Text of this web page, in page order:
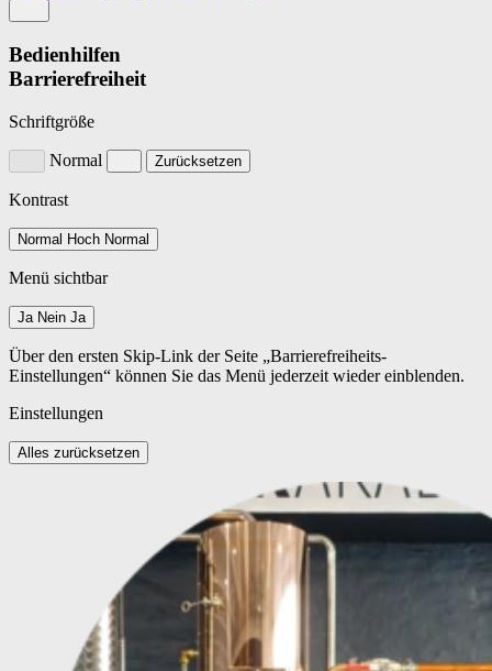
Bedienhilfen
Barrierefreiheit
Schriftgröße
Normal Zurücksetzen
Kontrast
Normal Hoch Normal
Menü sichtbar
Ja Nein Ja
Über den ersten Skip-Link der Seite „Barrierefreiheits-
Einstellungen“ können Sie das Menü jederzeit wieder einblenden.
Einstellungen
Alles zurücksetzen